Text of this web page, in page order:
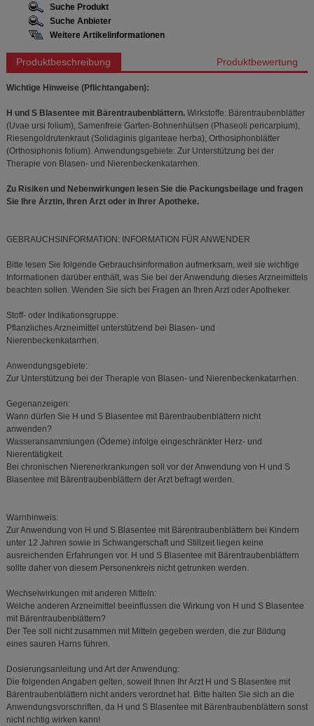
Suche Produkt
Suche Anbieter
Weitere Artikelinformationen
Produktbeschreibung Produktbewertung
Wichtige Hinweise (Pflichtangaben):
H und S Blasentee mit Bärentraubenblättern.Wirkstoffe: Bärentraubenblätter
(Uvae ursi folium), Samenfreie Garten-Bohnenhülsen (Phaseoli pericarpium),
Riesengoldrutenkraut (Solidaginis giganteae herba), Orthosiphonblätter
(Orthosiphonis folium). Anwendungsgebiete: Zur Unterstützung bei der
Therapie von Blasen- und Nierenbeckenkatarrhen.
Zu Risiken und Nebenwirkungen lesen Sie die Packungsbeilage und fragen
Sie Ihre Ärztin, Ihren Arzt oder in Ihrer Apotheke.
GEBRAUCHSINFORMATION: INFORMATION FÜR ANWENDER
Bitte lesen Sie folgende Gebrauchsinformation aufmerksam, weil sie wichtige
Informationen darüber enthält, was Sie bei der Anwendung dieses Arzneimittels
beachten sollen. Wenden Sie sich bei Fragen an Ihren Arzt oder Apotheker.
Stoff- oder Indikationsgruppe:
Pflanzliches Arzneimittel unterstützend bei Blasen- und
Nierenbeckenkatarrhen.
Anwendungsgebiete:
Zur Unterstützung bei der Therapie von Blasen- und Nierenbeckenkatarrhen.
Gegenanzeigen:
Wann dürfen Sie H und S Blasentee mit Bärentraubenblättern nicht
anwenden?
Wasseransammlungen (Ödeme) infolge eingeschränkter Herz- und
Nierentätigkeit.
Bei chronischen Nierenerkrankungen soll vor der Anwendung von H und S
Blasentee mit Bärentraubenblättern der Arzt befragt werden.
Warnhinweis:
Zur Anwendung von H und S Blasentee mit Bärentraubenblättern bei Kindern
unter 12 Jahren sowie in Schwangerschaft und Stillzeit liegen keine
ausreichenden Erfahrungen vor. H und S Blasentee mit Bärentraubenblättern
sollte daher von diesem Personenkreis nicht getrunken werden.
Wechselwirkungen mit anderen Mitteln:
Welche anderen Arzneimittel beeinflussen die Wirkung von H und S Blasentee
mit Bärentraubenblättern?
Der Tee soll nicht zusammen mit Mitteln gegeben werden, die zur Bildung
eines sauren Harns führen.
Dosierungsanleitung und Art der Anwendung:
Die folgenden Angaben gelten, soweit Ihnen Ihr Arzt H und S Blasentee mit
Bärentraubenblättern nicht anders verordnet hat. Bitte halten Sie sich an die
Anwendungsvorschriften, da H und S Blasentee mit Bärentraubenblättern sonst
nicht richtig wirken kann!